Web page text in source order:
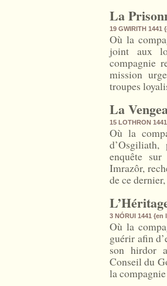
La
19 GWIRITH 1441
Où la
joint aux
compagnie
mission
troupes
La
15 LOTHRON
Où la
enquête
Imrazôr,
de ce
3 NÓRUI 1441 {en
Où la
guérir afin
son hirdor
Conseil du
la